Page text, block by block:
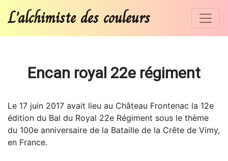
L'alchimiste des couleurs
Encan royal 22e régiment
Le 17 juin 2017 avait lieu au Château Frontenac la 12e
édition du Bal du Royal 22e Régiment sous le thème
du 100e anniversaire de la Bataille de la Crête de Vimy,
en France.